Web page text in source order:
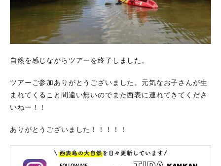
自然を感じながらツアーを終了しました。
ツアーご参加ありがとうございました。元気なお子さんが生
まれてくること間違い無いのでまた西表に連れてきてくださ
いねー！！
ありがとうございました！！！！！